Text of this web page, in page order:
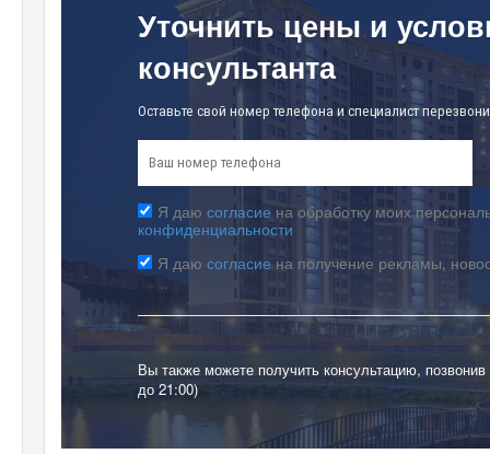
Уточнить цены и
консультанта
Оставьте свой номер телефона и специалист
Я даю согласиена обработку моих
конфиденциальности
Я даю согласиена получение рекламы,
Вы также можете получить консультацию,
до 21:00)